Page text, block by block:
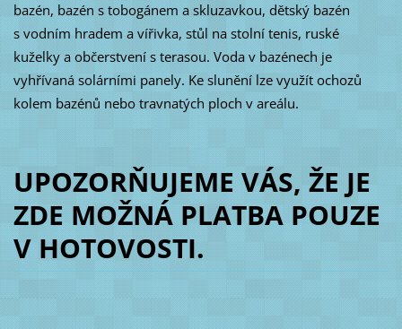
bazén, bazén s tobogánem a skluzavkou, dětský bazén
s vodním hradem a vířivka, stůl na stolní tenis, ruské
kuželky a občerstvení s terasou. Voda v bazénech je
vyhřívaná solárními panely. Ke slunění lze využít ochozů
kolem bazénů nebo travnatých ploch v areálu.
UPOZORŇUJEME VÁS, ŽE JE
ZDE MOŽNÁ PLATBA POUZE
V HOTOVOSTI.